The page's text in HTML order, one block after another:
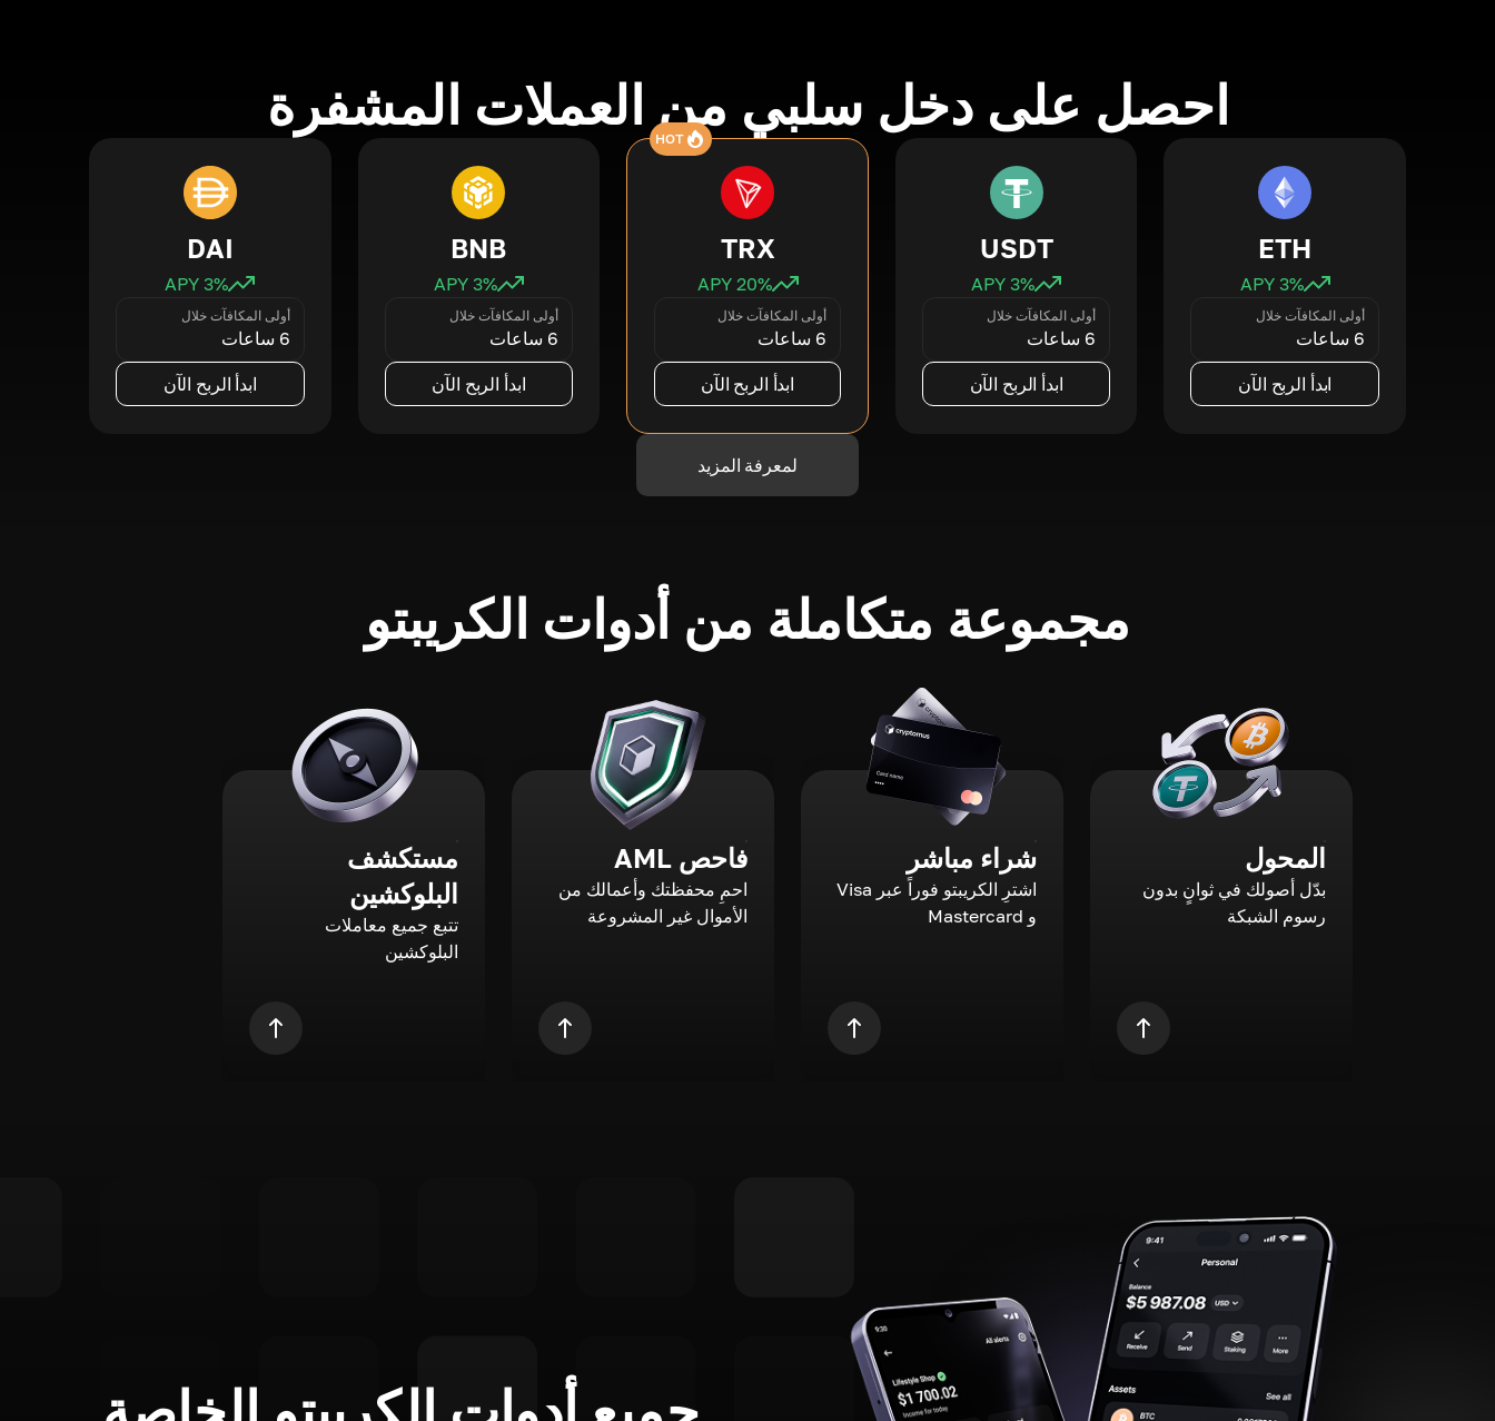
احصل على دخل سلبي من العملات المشفرة
ETH
3% APY
أولى المكافآت خلال
6 ساعات
ابدأ الربح الآن
USDT
3% APY
أولى المكافآت خلال
6 ساعات
ابدأ الربح الآن
HOT
TRX
20% APY
أولى المكافآت خلال
6 ساعات
ابدأ الربح الآن
BNB
3% APY
أولى المكافآت خلال
6 ساعات
ابدأ الربح الآن
DAI
3% APY
أولى المكافآت خلال
6 ساعات
ابدأ الربح الآن
لمعرفة المزيد
مجموعة متكاملة من أدوات الكريبتو
المحول
بدّل أصولك في ثوانٍ بدون
رسوم الشبكة
شراء مباشر
اشترِ الكريبتو فوراً عبر Visa
و Mastercard
فاحص AML
احمِ محفظتك وأعمالك من
الأموال غير المشروعة
مستكشف
البلوكشين
تتبع جميع معاملات
البلوكشين